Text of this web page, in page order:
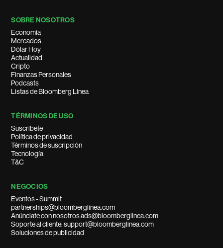
SOBRE NOSOTROS
Economía
Mercados
Dólar Hoy
Actualidad
Cripto
Finanzas Personales
Podcasts
Listas de Bloomberg Línea
TÉRMINOS DE USO
Suscríbete
Política de privacidad
Términos de suscripción
Tecnología
T&C
NEGOCIOS
Eventos - Summit
partnerships@bloomberglinea.com
Anúnciate con nosotros ads@bloomberglinea.com
Soporte al cliente: support@bloomberglinea.com
Soluciones de publicidad